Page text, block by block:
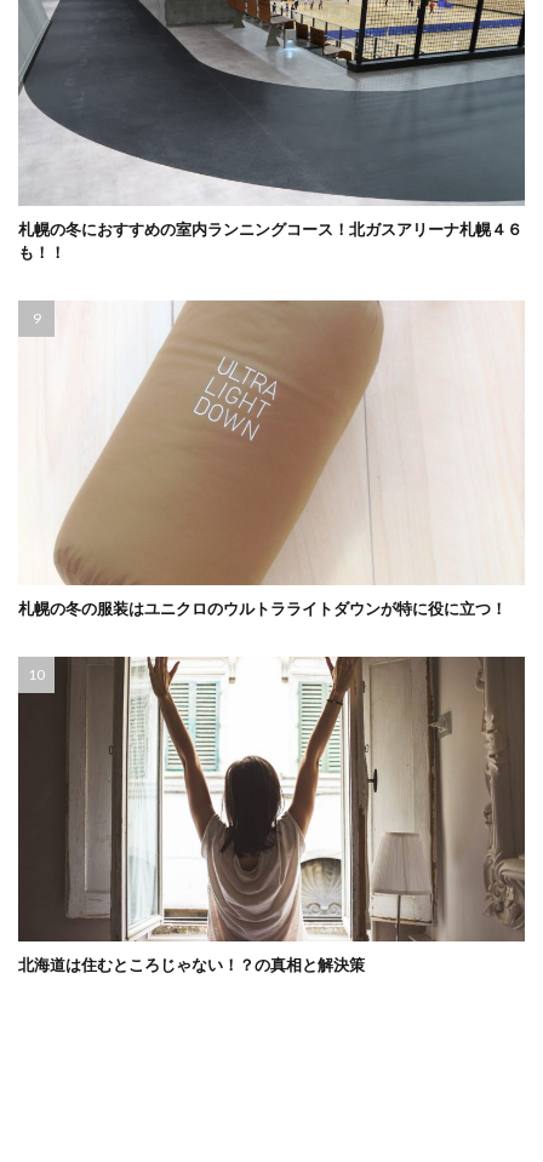
札幌の冬におすすめの室内ランニングコース！北ガスアリーナ札幌４６
も！！
札幌の冬の服装はユニクロのウルトラライトダウンが特に役に立つ！
北海道は住むところじゃない！？の真相と解決策